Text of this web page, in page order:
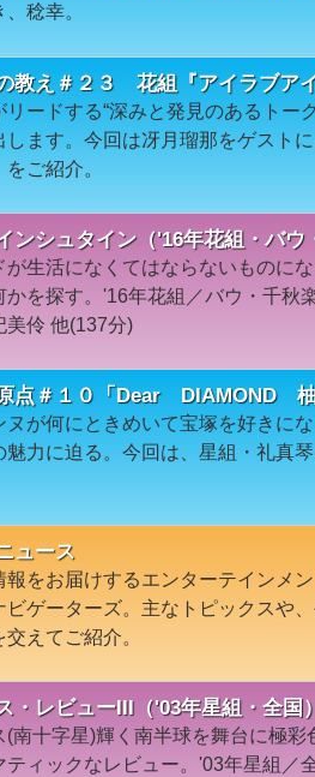
稔幸。
教え＃２３ 花組『アイラブア
リードする“深みと発見のあるトー
します。今回は冴月瑠那をゲスト
ご紹介。
ンシュタイン（'16年花組・バウ
が生活になくてはならないものに
かを探す。'16年花組／バウ・千秋
美伶 他(137分)
点＃１０「Dear DIAMOND 柚
ヌが何にときめいて宝塚を好きに
魅力に迫る。今回は、星組・礼真
ュース
報をお届けするエンターテインメ
ビゲーターズ。主なトピックスや
えてご紹介。
・レビューIII（'03年星組・全国）
(南十字星)輝く南半球を舞台に極彩
ティックなレビュー。'03年星組／